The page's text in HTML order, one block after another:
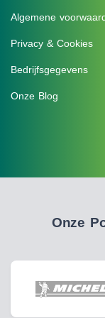
Algemene
Privacy & Cookies
Bedrijfsgegevens
Onze Blog
Onze